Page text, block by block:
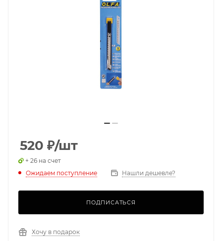
520 ₽/шт
+ 26 на счет
Ожидаем поступление
Нашли дешевле?
ПОДПИСАТЬСЯ
Хочу в подарок